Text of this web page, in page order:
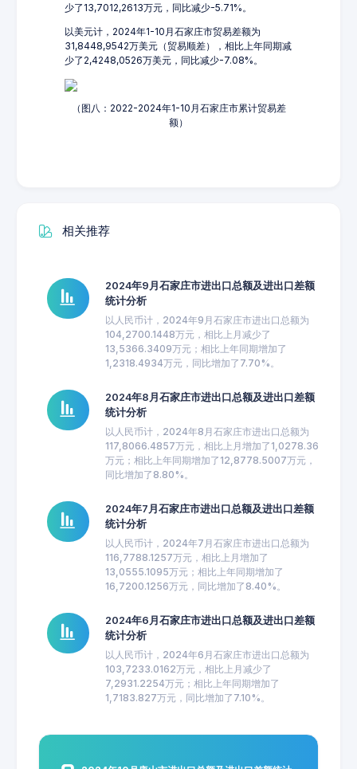
少了13,7012,2613万元，同比减少-5.71%。
以美元计，2024年1-10月石家庄市贸易差额为
31,8448,9542万美元（贸易顺差），相比上年同期减
少了2,4248,0526万美元，同比减少-7.08%。
（图八：2022-2024年1-10月石家庄市累计贸易差
额）
相关推荐
2024年9月石家庄市进出口总额及进出口差额
统计分析
以人民币计，2024年9月石家庄市进出口总额为
104,2700.1448万元，相比上月减少了
13,5366.3409万元；相比上年同期增加了
1,2318.4934万元，同比增加了7.70%。
2024年8月石家庄市进出口总额及进出口差额
统计分析
以人民币计，2024年8月石家庄市进出口总额为
117,8066.4857万元，相比上月增加了1,0278.36
万元；相比上年同期增加了12,8778.5007万元，
同比增加了8.80%。
2024年7月石家庄市进出口总额及进出口差额
统计分析
以人民币计，2024年7月石家庄市进出口总额为
116,7788.1257万元，相比上月增加了
13,0555.1095万元；相比上年同期增加了
16,7200.1256万元，同比增加了8.40%。
2024年6月石家庄市进出口总额及进出口差额
统计分析
以人民币计，2024年6月石家庄市进出口总额为
103,7233.0162万元，相比上月减少了
7,2931.2254万元；相比上年同期增加了
1,7183.827万元，同比增加了7.10%。